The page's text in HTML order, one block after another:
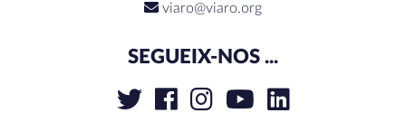
viaro@viaro.org
SEGUEIX-NOS ...